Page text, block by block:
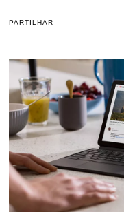
PARTILHAR